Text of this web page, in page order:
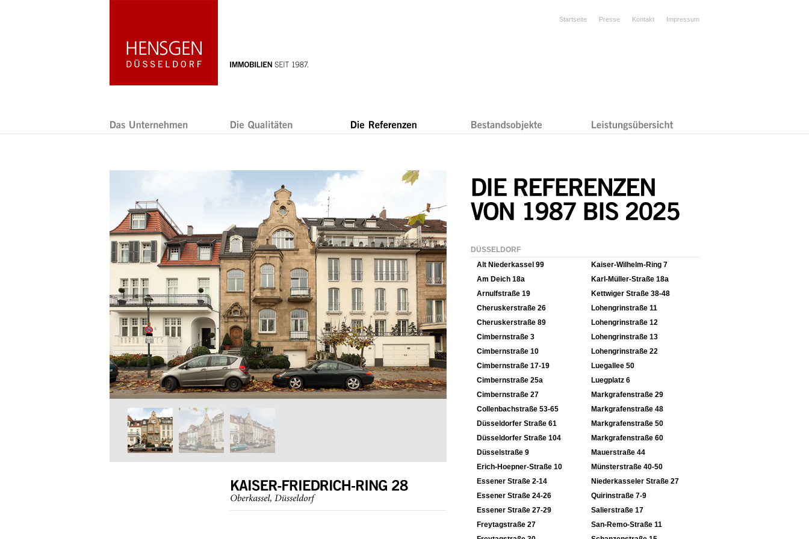
Startseite Presse Kontakt Impressum
DÜSSELDORF
Alt Niederkassel 99
Am Deich 18a
Arnulfstraße 19
Cheruskerstraße 26
Cheruskerstraße 89
Cimbernstraße 3
Cimbernstraße 10
Cimbernstraße 17-19
Cimbernstraße 25a
Cimbernstraße 27
Collenbachstraße 53-65
Düsseldorfer Straße 61
Düsseldorfer Straße 104
Düsselstraße 9
Erich-Hoepner-Straße 10
Essener Straße 2-14
Essener Straße 24-26
Essener Straße 27-29
Freytagstraße 27
Kaiser-Wilhelm-Ring 7
Karl-Müller-Straße 18a
Kettwiger Straße 38-48
Lohengrinstraße 11
Lohengrinstraße 12
Lohengrinstraße 13
Lohengrinstraße 22
Luegallee 50
Luegplatz 6
Markgrafenstraße 29
Markgrafenstraße 48
Markgrafenstraße 50
Markgrafenstraße 60
Mauerstraße 44
Münsterstraße 40-50
Niederkasseler Straße 27
Quirinstraße 7-9
Salierstraße 17
San-Remo-Straße 11